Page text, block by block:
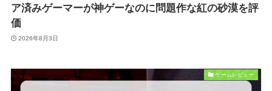
ア済みゲーマーが神ゲーなのに問題作な紅の砂漠を評
価
2026年8月3日
ゲームレビュー